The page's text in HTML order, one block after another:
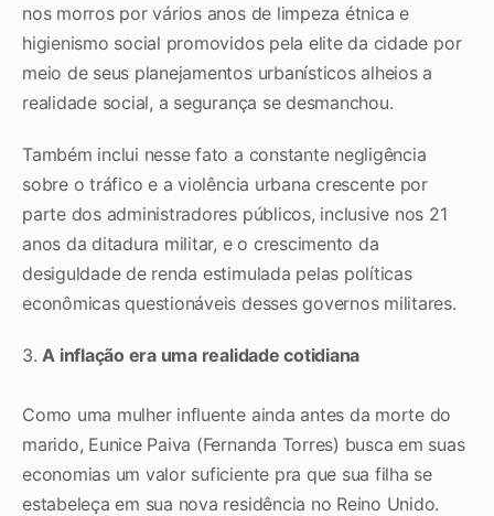
nos morros por vários anos de limpeza étnica e
higienismo social promovidos pela elite da cidade por
meio de seus planejamentos urbanísticos alheios a
realidade social, a segurança se desmanchou.
Também inclui nesse fato a constante negligência
sobre o tráfico e a violência urbana crescente por
parte dos administradores públicos, inclusive nos 21
anos da ditadura militar, e o crescimento da
desiguldade de renda estimulada pelas políticas
econômicas questionáveis desses governos militares.
3. A inflação era uma realidade cotidiana
Como uma mulher influente ainda antes da morte do
marido, Eunice Paiva (Fernanda Torres) busca em suas
economias um valor suficiente pra que sua filha se
estabeleça em sua nova residência no Reino Unido.